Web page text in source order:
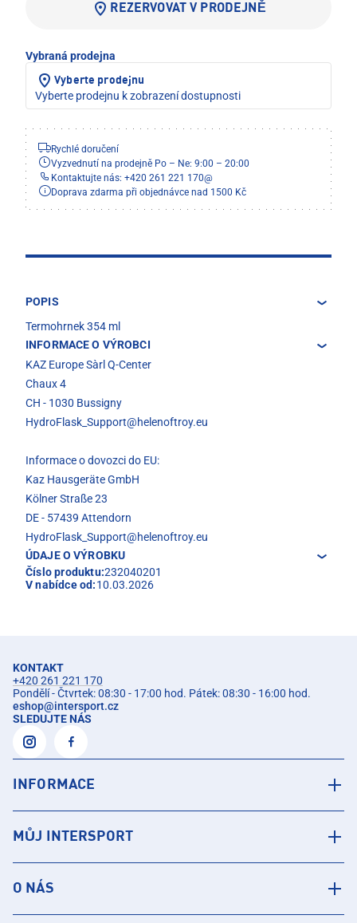
REZERVOVAT V PRODEJNĚ
Vybraná prodejna
Vyberte prodejnu
Vyberte prodejnu k zobrazení dostupnosti
Rychlé doručení
Vyzvednutí na prodejně Po – Ne: 9:00 – 20:00
Kontaktujte nás: +420 261 221 170@
Doprava zdarma při objednávce nad 1500 Kč
POPIS
Termohrnek 354 ml
INFORMACE O VÝROBCI
KAZ Europe Sàrl Q-Center
Chaux 4
CH - 1030 Bussigny
HydroFlask_Support@helenoftroy.eu
Informace o dovozci do EU:
Kaz Hausgeräte GmbH
Kölner Straße 23
DE - 57439 Attendorn
HydroFlask_Support@helenoftroy.eu
ÚDAJE O VÝROBKU
Číslo produktu:232040201
V nabídce od:10.03.2026
KONTAKT
+420 261 221 170
Pondělí - Čtvrtek: 08:30 - 17:00 hod. Pátek: 08:30 - 16:00 hod.
eshop@intersport.cz
SLEDUJTE NÁS
INFORMACE
MŮJ INTERSPORT
O NÁS